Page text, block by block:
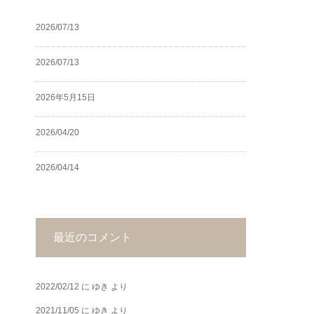
2026/07/13
2026/07/13
2026年5月15日
2026/04/20
2026/04/14
最近のコメント
2022/02/12 に ゆき より
2021/11/05 に ゆき より